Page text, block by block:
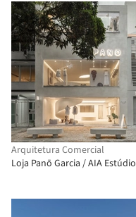
Arquitetura Comercial
Loja Panō Garcia / AIA Estúdio